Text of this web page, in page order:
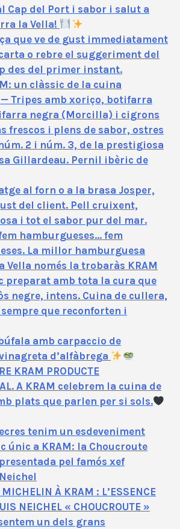
Cap del Port i sabor i salut a
la Vella!
que ve de gust immediatament
o rebre el suggeriment del
des del primer instant.
un clàssic de la cuina
Tripes amb xoriço, botifarra
negra (Morcilla) i cigrons
frescos i plens de sabor, ostres
2 i núm. 3, de la prestigiosa
Gillardeau. Pernil ibèric de
al forn o a la brasa Josper,
del client. Pell cruixent,
i tot el sabor pur del mar.
hamburgueses… fem
La millor hamburguesa
Vella només la trobaràs KRAM
preparat amb tota la cura que
negre, intens. Cuina de cullera,
sempre que reconforten i
amb carpaccio de
d’alfàbrega
KRAM PRODUCTE
A KRAM celebrem la cuina de
plats que parlen per si sols.
tenim un esdeveniment
únic a KRAM: la Choucroute
pel famós xef
MICHELIN À KRAM : L’ESSENCE
NEICHEL « CHOUCROUTE »
un dels grans